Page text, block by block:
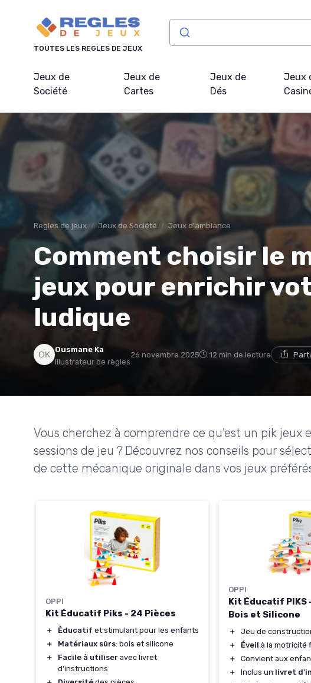
TOUTES LES REGLES DE JEUX
Jeux de
Société
Jeux de
Cartes
Jeux de
Dés
Jeux
Regles de jeux Jeux de Société Jeux d'ambiance
Comment choisir le
jeux pour enrichir
ludique
Ousmane Ka
Illustrateur de règles
26 novembre 2025 12 min de lecture
Vous cherchez à comprendre ce qu'est un pik
sessions de jeu ? Découvrez nos conseils pour
de cette mécanique originale dans vos jeux
OPPI
Kit Éducatif Piks - 24 Pièces
＋ Éducatif et stimulant pour les enfants
＋
Matériaux sûrs: bois et silicone
＋
Facile à utiliser avec livret
d'instructions
OPPI
Kit Éducatif PIKS
Bois et Silicone
＋ Jeu de
＋
Éveil à la motricité
＋
Convient aux
＋
Inclus un livret